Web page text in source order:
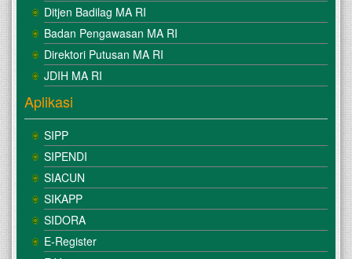
Ditjen Badilag MA RI
Badan Pengawasan MA RI
Direktori Putusan MA RI
JDIH MA RI
Aplikasi
SIPP
SIPENDI
SIACUN
SIKAPP
SIDORA
E-Register